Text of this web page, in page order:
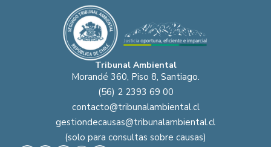
Tribunal Ambiental
Morandé 360, Piso 8, Santiago.
(56) 2 2393 69 00
contacto@tribunalambiental.cl
gestiondecausas@tribunalambiental.cl
(solo para consultas sobre causas)